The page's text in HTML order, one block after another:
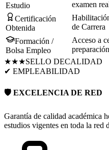
Estudio
examen
Certificación
Obtenida
de Carrera
Formación /
Bolsa Empleo
Acceso a
★★★SELLO DECALIDAD
✔ EMPLEABILIDAD
🛡️ EXCELENCIA DE RED
Garantía de calidad académica
estudios vigentes en toda la red